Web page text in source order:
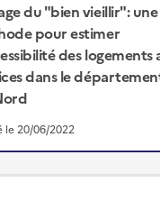
du "bien vieillir": une
pour estimer
des logements
dans le
le 20/06/2022